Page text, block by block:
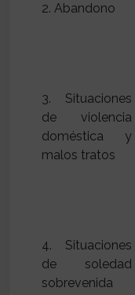
2. Abandono
3. Situaciones
de violencia
doméstica y
malos tratos
4. Situaciones
de soledad
sobrevenida